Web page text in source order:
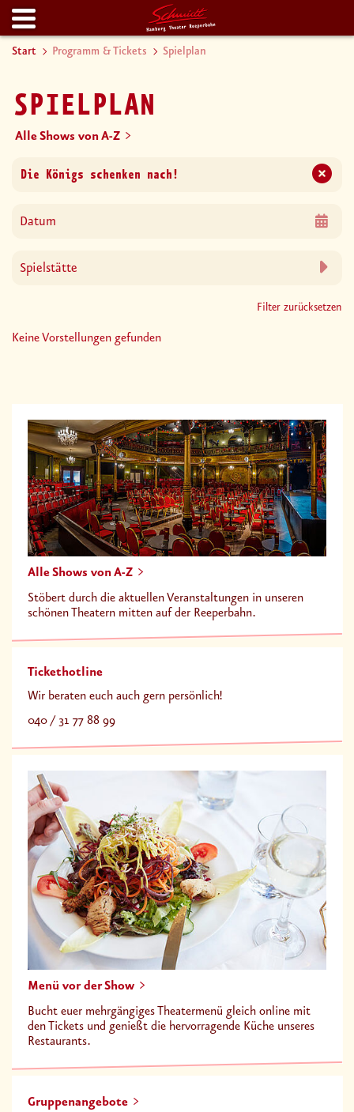
Start Programm & Tickets Spielplan
SPIELPLAN
Alle Shows von A-Z
Filter zurücksetzen
Keine Vorstellungen gefunden
Alle Shows von A-Z
Stöbert durch die aktuellen Veranstaltungen in unseren
schönen Theatern mitten auf der Reeperbahn.
Tickethotline
Wir beraten euch auch gern persönlich!
040 / 31 77 88 99
Menü vor der Show
Bucht euer mehrgängiges Theatermenü gleich online mit
den Tickets und genießt die hervorragende Küche unseres
Restaurants.
Gruppenangebote